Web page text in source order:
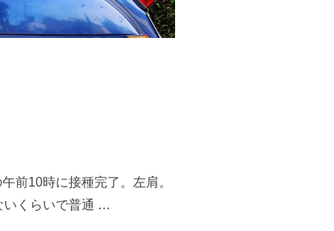
前10時に接種完了。左肩。
いくらいで普通 …